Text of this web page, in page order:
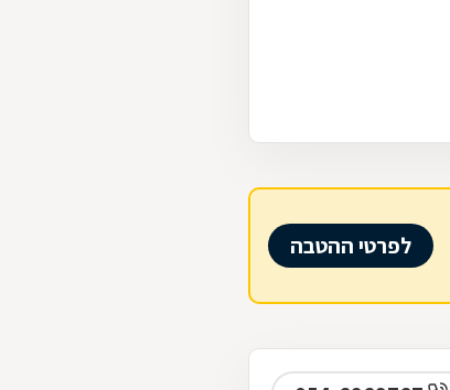
לפרטי ההטבה